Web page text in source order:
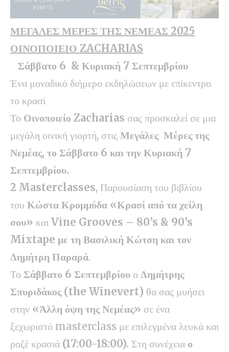
ΜΕΓΑΛΕΣ ΜΕΡΕΣ ΤΗΣ ΝΕΜΕΑΣ 2025
ΟΙΝΟΠΟΙΕΙΟ ZACHARIAS
Σάββατο 6 & Κυριακή 7 Σεπτεμβρίου
Ένα μοναδικό διήμερο εκδηλώσεων με επίκεντρο
το κρασί
Το Οινοποιείο Zacharias σας προσκαλεί σε μια
μεγάλη οινική γιορτή, στις Μεγάλες Μέρες της
Νεμέας, το Σάββατο 6 και την Κυριακή 7
Σεπτεμβρίου.
2 Masterclasses, Παρουσίαση του βιβλίου
του Κώστα Κρομμύδα «Κρασί από τα χείλη
σου» και Vine Grooves – 80’s & 90’s
Mixtape με τη Βασιλική Κώτση και τον
Δημήτρη Παραρά.
Το Σάββατο 6 Σεπτεμβρίου ο Δημήτρης
Σπυριδάκος (the Winevert) θα σας μυήσει
στην «Άλλη όψη της Νεμέας» σε ένα
ξεχωριστό masterclass με επιλεγμένα λευκά και
ροζέ κρασιά (17:00-18:00). Στη συνέχεια ο